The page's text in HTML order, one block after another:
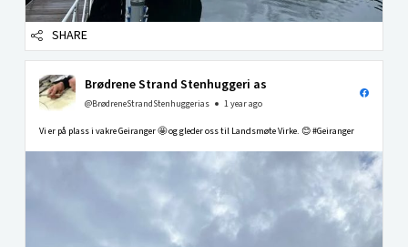
SHARE
Brødrene Strand Stenhuggeri as
@BrødreneStrandStenhuggerias 1 year ago
Vi er på plass i vakre Geiranger 🤩 og gleder oss til Landsmøte Virke. 😊 #Geiranger